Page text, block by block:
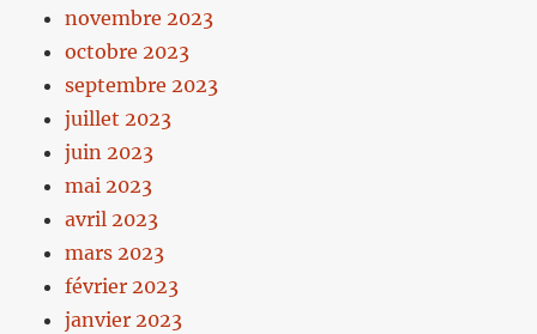
novembre 2023
octobre 2023
septembre 2023
juillet 2023
juin 2023
mai 2023
avril 2023
mars 2023
février 2023
janvier 2023